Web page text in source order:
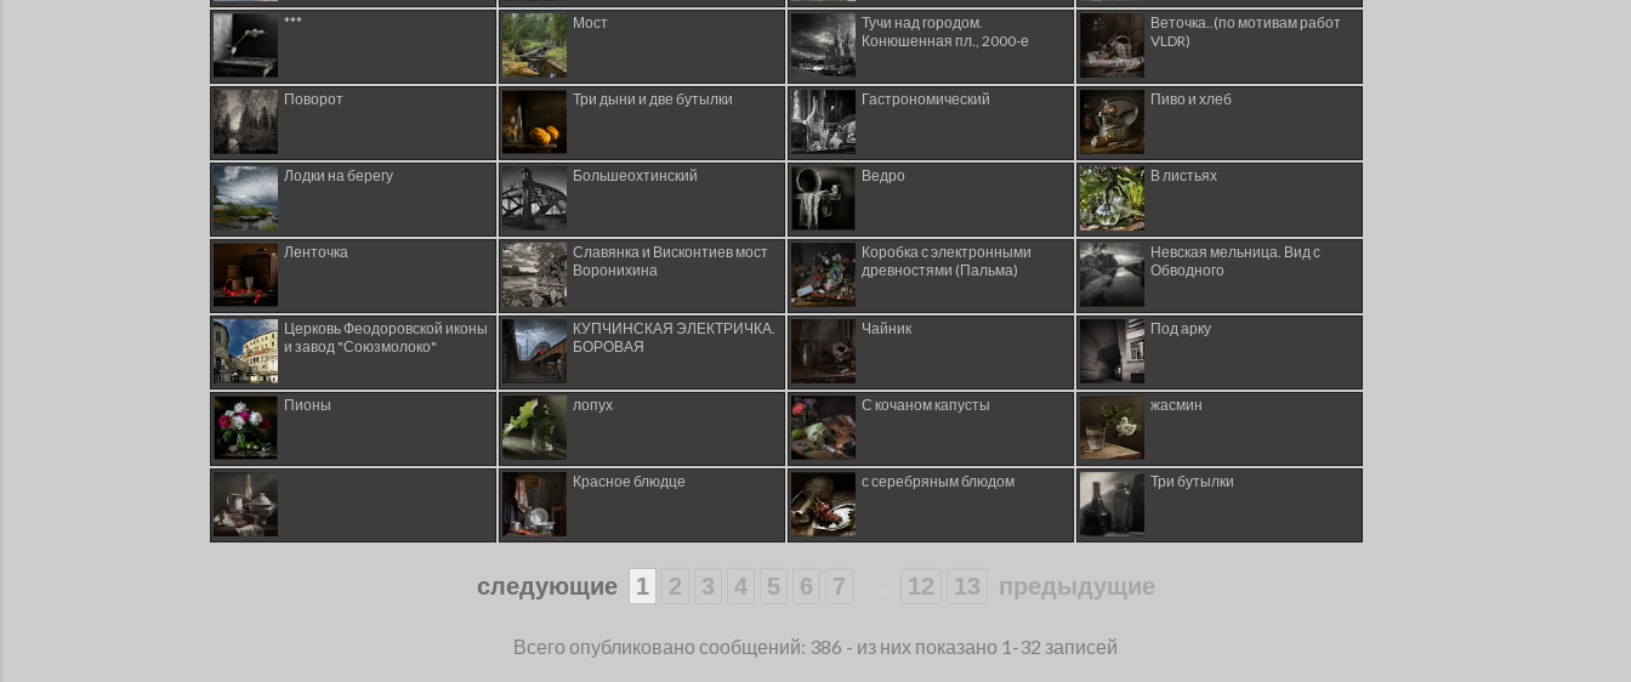
*** Мост
Тучи над городом.
Конюшенная пл., 2000-е
Веточка..(по мотивам работ
VLDR)
Поворот Три дыни и две бутылки Гастрономический Пиво и хлеб
Лодки на берегу Большеохтинский Ведро В листьях
Ленточка
Славянка и Висконтиев мост
Воронихина
Коробка с электронными
древностями (Пальма)
Невская мельница. Вид с
Обводного
Церковь Феодоровской иконы
и завод "Союзмолоко"
КУПЧИНСКАЯ ЭЛЕКТРИЧКА.
БОРОВАЯ
Чайник Под арку
Пионы лопух С кочаном капусты жасмин
Красное блюдце с серебряным блюдом Три бутылки
следующие 1 2 3 4 5 6 7 12 13 предыдущие
Всего опубликовано сообщений: 386 - из них показано 1-32 записей